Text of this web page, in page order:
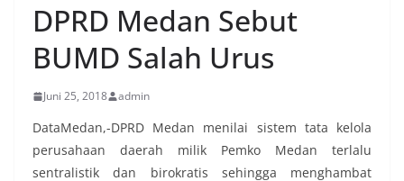
DPRD Medan Sebut
BUMD Salah Urus
Juni 25, 2018 admin
DataMedan,-DPRD Medan menilai sistem tata kelola
perusahaan daerah milik Pemko Medan terlalu
sentralistik dan birokratis sehingga menghambat